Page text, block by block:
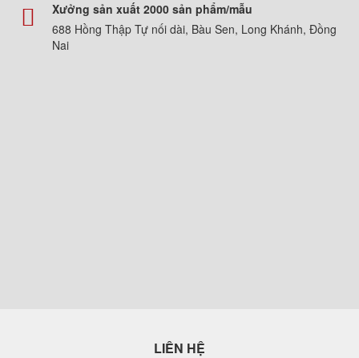
Xưởng sản xuất 2000 sản phẩm/mẫu
688 Hồng Thập Tự nối dài, Bàu Sen, Long Khánh, Đồng
Nai
LIÊN HỆ